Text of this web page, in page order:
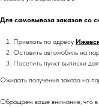
Для самовывоза заказов со
Приехать по адресу
Оставить автомобиль на
Посетить пункт выписки
Ожидать получения заказа на
Обращаем ваше внимание, что в